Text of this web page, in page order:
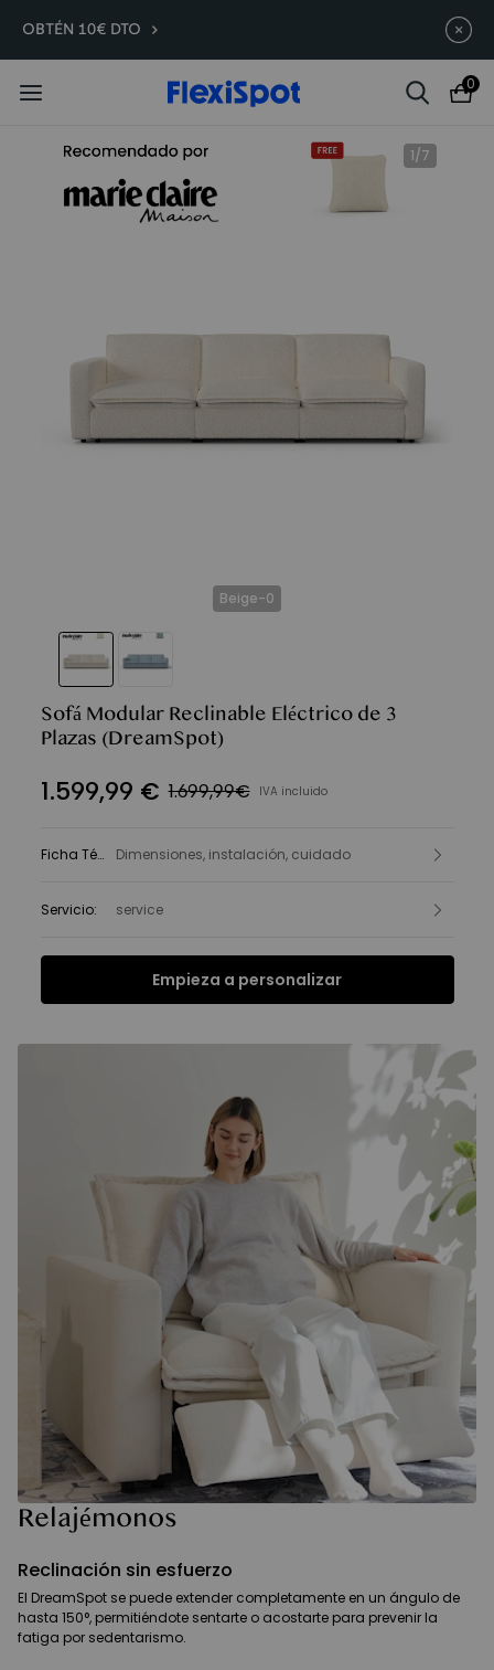
Compra antes, ahorra más | E7
Plus -200 €
: 33
0
1/7
Beige-0
Sofá Modular Reclinable Eléctrico de 3
Plazas (DreamSpot)
1.599,99 € 1.699,99€ IVA incluido
Ficha Técnica :
Dimensiones, instalación, cuidado
Servicio: service
Empieza a personalizar
Ficha Técnica
Relajémonos
Reclinación sin esfuerzo
El DreamSpot se puede extender completamente en un ángulo de
hasta 150°, permitiéndote sentarte o acostarte para prevenir la
fatiga por sedentarismo.
OBTÉN 10€ DTO